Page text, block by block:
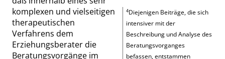
4Diejenigen Beiträge, die sich
intensiver mit der
Beschreibung und Analyse des
Beratungsvorganges
befassen, entstammen
komplexen und vielseitigen
therapeutischen
Verfahrens dem
Erziehungsberater die
Beratungsvorgänge im